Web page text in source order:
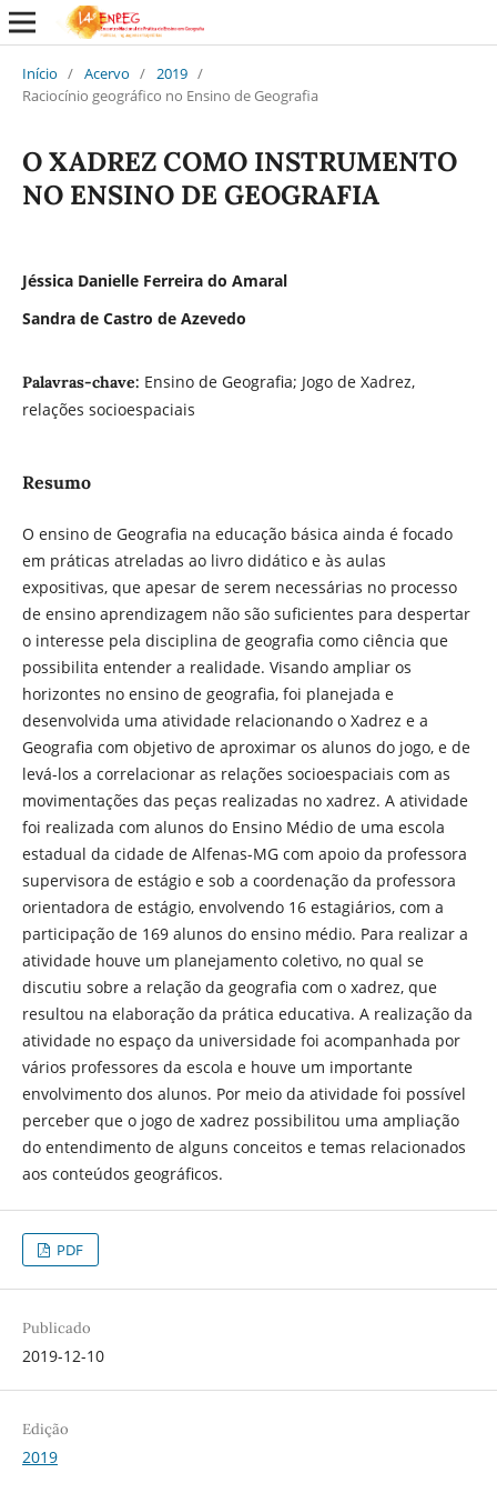
Início / Acervo / 2019 /
Raciocínio geográfico no Ensino de Geografia
O XADREZ COMO INSTRUMENTO
NO ENSINO DE GEOGRAFIA
Jéssica Danielle Ferreira do Amaral
Sandra de Castro de Azevedo
Palavras-chave: Ensino de Geografia; Jogo de Xadrez,
relações socioespaciais
Resumo
O ensino de Geografia na educação básica ainda é focado
em práticas atreladas ao livro didático e às aulas
expositivas, que apesar de serem necessárias no processo
de ensino aprendizagem não são suficientes para despertar
o interesse pela disciplina de geografia como ciência que
possibilita entender a realidade. Visando ampliar os
horizontes no ensino de geografia, foi planejada e
desenvolvida uma atividade relacionando o Xadrez e a
Geografia com objetivo de aproximar os alunos do jogo, e de
levá-los a correlacionar as relações socioespaciais com as
movimentações das peças realizadas no xadrez. A atividade
foi realizada com alunos do Ensino Médio de uma escola
estadual da cidade de Alfenas-MG com apoio da professora
supervisora de estágio e sob a coordenação da professora
orientadora de estágio, envolvendo 16 estagiários, com a
participação de 169 alunos do ensino médio. Para realizar a
atividade houve um planejamento coletivo, no qual se
discutiu sobre a relação da geografia com o xadrez, que
resultou na elaboração da prática educativa. A realização da
atividade no espaço da universidade foi acompanhada por
vários professores da escola e houve um importante
envolvimento dos alunos. Por meio da atividade foi possível
perceber que o jogo de xadrez possibilitou uma ampliação
do entendimento de alguns conceitos e temas relacionados
aos conteúdos geográficos.
PDF
Publicado
2019-12-10
Edição
2019